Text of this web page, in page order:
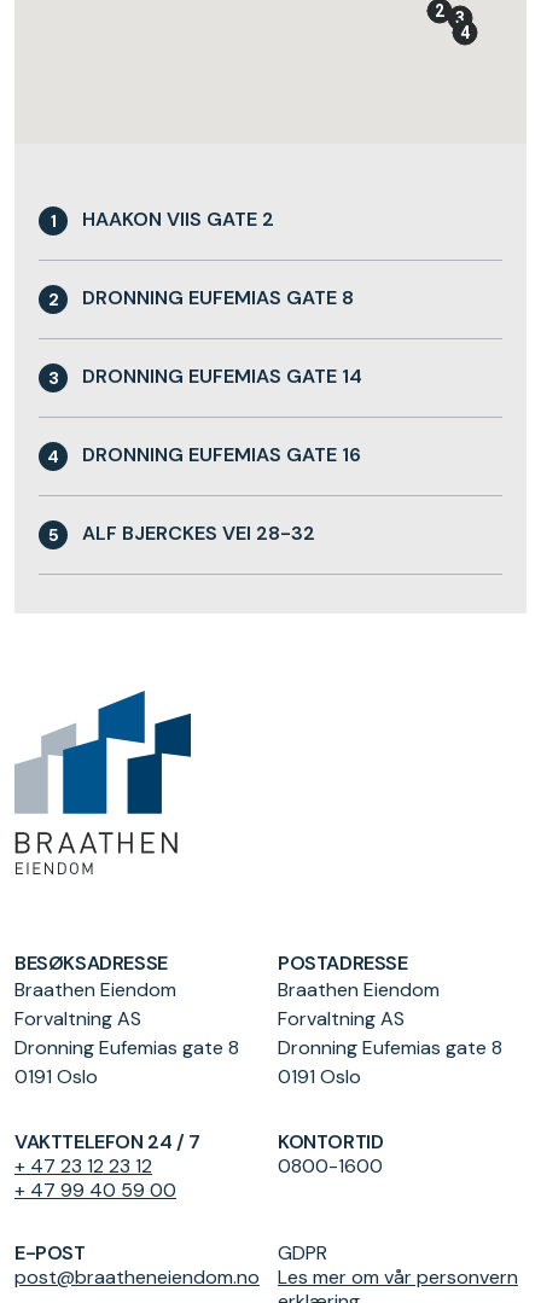
2 3
4
1 HAAKON VIIS GATE 2
2 DRONNING EUFEMIAS GATE 8
3 DRONNING EUFEMIAS GATE 14
4 DRONNING EUFEMIAS GATE 16
5 ALF BJERCKES VEI 28-32
BESØKSADRESSE
Braathen Eiendom
Forvaltning AS
Dronning Eufemias gate 8
0191 Oslo
POSTADRESSE
Braathen Eiendom
Forvaltning AS
Dronning Eufemias gate 8
0191 Oslo
VAKTTELEFON 24 / 7
+ 47 23 12 23 12
+ 47 99 40 59 00
KONTORTID
0800-1600
E-POST
post@braatheneiendom.no
GDPR
Les mer om vår personvern